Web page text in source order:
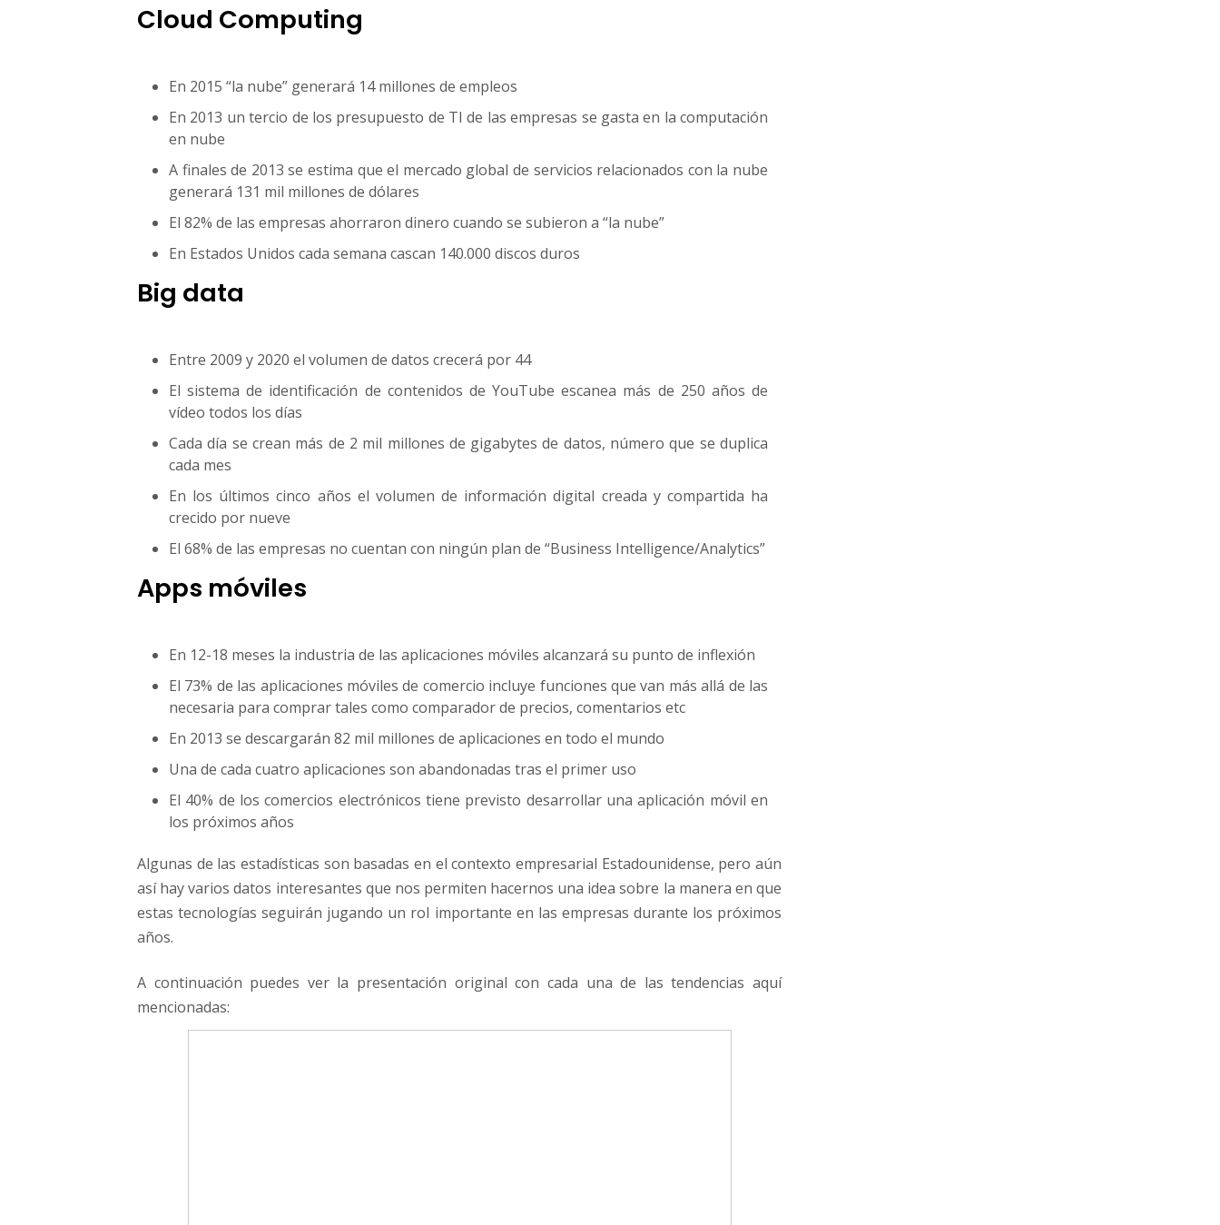
Cloud Computing
En 2015 “la nube” generará 14 millones de empleos
En 2013 un tercio de los presupuesto de TI de las empresas se gasta en la computación
en nube
A finales de 2013 se estima que el mercado global de servicios relacionados con la nube
generará 131 mil millones de dólares
El 82% de las empresas ahorraron dinero cuando se subieron a “la nube”
En Estados Unidos cada semana cascan 140.000 discos duros
Big data
Entre 2009 y 2020 el volumen de datos crecerá por 44
El sistema de identificación de contenidos de YouTube escanea más de 250 años de
vídeo todos los días
Cada día se crean más de 2 mil millones de gigabytes de datos, número que se duplica
cada mes
En los últimos cinco años el volumen de información digital creada y compartida ha
crecido por nueve
El 68% de las empresas no cuentan con ningún plan de “Business Intelligence/Analytics”
Apps móviles
En 12-18 meses la industria de las aplicaciones móviles alcanzará su punto de inflexión
El 73% de las aplicaciones móviles de comercio incluye funciones que van más allá de las
necesaria para comprar tales como comparador de precios, comentarios etc
En 2013 se descargarán 82 mil millones de aplicaciones en todo el mundo
Una de cada cuatro aplicaciones son abandonadas tras el primer uso
El 40% de los comercios electrónicos tiene previsto desarrollar una aplicación móvil en
los próximos años
Algunas de las estadísticas son basadas en el contexto empresarial Estadounidense, pero aún
así hay varios datos interesantes que nos permiten hacernos una idea sobre la manera en que
estas tecnologías seguirán jugando un rol importante en las empresas durante los próximos
años.
A continuación puedes ver la presentación original con cada una de las tendencias aquí
mencionadas: